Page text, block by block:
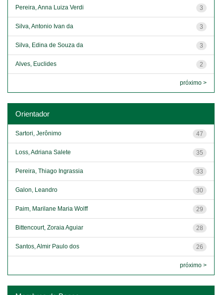
3
Pereira, Anna Luiza Verdi
3
Silva, Antonio Ivan da
3
Silva, Edina de Souza da
2
Alves, Euclides
próximo >
Orientador
47
Sartori, Jerônimo
35
Loss, Adriana Salete
33
Pereira, Thiago Ingrassia
30
Galon, Leandro
29
Paim, Marilane Maria Wolff
28
Bittencourt, Zoraia Aguiar
26
Santos, Almir Paulo dos
próximo >